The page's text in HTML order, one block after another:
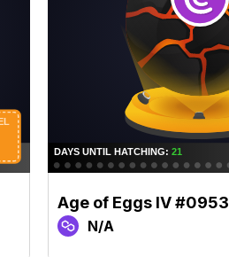
Age of Eggs IV #0953
N/A